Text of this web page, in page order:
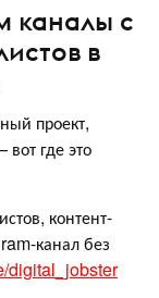
каналы с
в
проект,
где это
контент-
канал без
digital_jobster